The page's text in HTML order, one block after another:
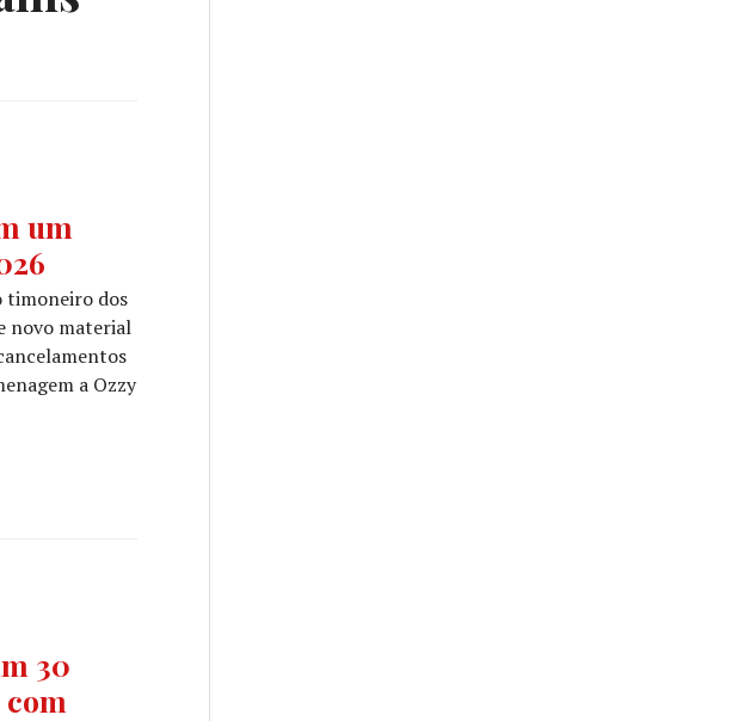
um
timoneiro dos
novo material
a Ozzy
um possível novo álbum em 2026
30